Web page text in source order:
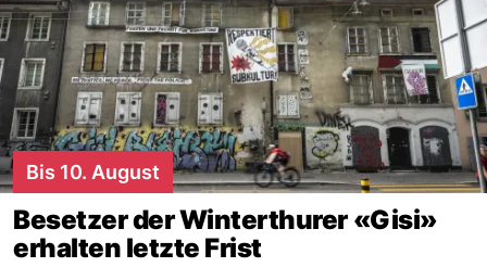
Bis 10. August
Besetzer der Winterthurer «Gisi»
erhalten letzte Frist